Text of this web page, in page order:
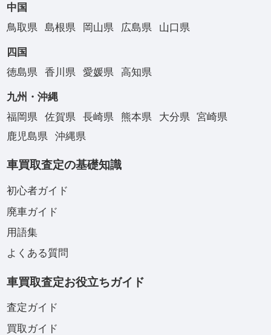
中国
鳥取県
島根県 岡山県 広島県 山口県
四国
徳島県
香川県 愛媛県 高知県
九州・沖縄
福岡県
佐賀県 長崎県 熊本県 大分県
宮崎県
鹿児島県
沖縄県
車買取査定の基礎知識
初心者ガイド
廃車ガイド
用語集
よくある質問
車買取査定お役立ちガイド
査定ガイド
買取ガイド